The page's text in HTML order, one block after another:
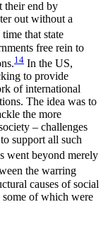
their end by
out without a
that state
free rein to
14 In the US,
to provide
of international
The idea was to
the more
– challenges
support all such
went beyond merely
the warring
causes of social
of which were